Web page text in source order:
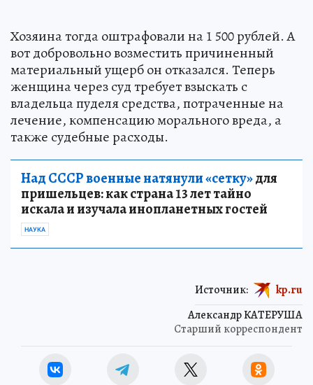
Хозяина тогда оштрафовали на 1 500 рублей. А
вот добровольно возместить причиненный
материальный ущерб он отказался. Теперь
женщина через суд требует взыскать с
владельца пуделя средства, потраченные на
лечение, компенсацию морального вреда, а
также судебные расходы.
Над СССР военные натянули «сетку»для
пришельцев: как страна 13 лет тайно
искала и изучала инопланетных гостей
НАУКА
Александр КАТЕРУША
Старший корреспондент
Источник: kp.ru